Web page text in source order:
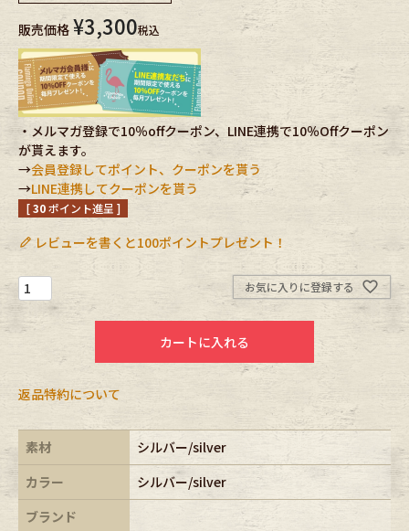
Tops Bottoms
Outer
Fafatt
小物・アクセサリーから探す
Eye Wear
Stall・Scarf
Accessory Shoes
antique goods
Keyring
FAFATT
販売価格 ¥3,300税込
・メルマガ登録で10％offクーポン、LINE連携で10％Offクーポン
が貰えます。
→会員登録してポイント、クーポンを貰う
→LINE連携してクーポンを貰う
[30ポイント進呈 ]
レビューを書くと100ポイントプレゼント！
お気に入りに登録する
カートに入れる
返品特約について
素材
シルバー/silver
カラー
シルバー/silver
ブランド